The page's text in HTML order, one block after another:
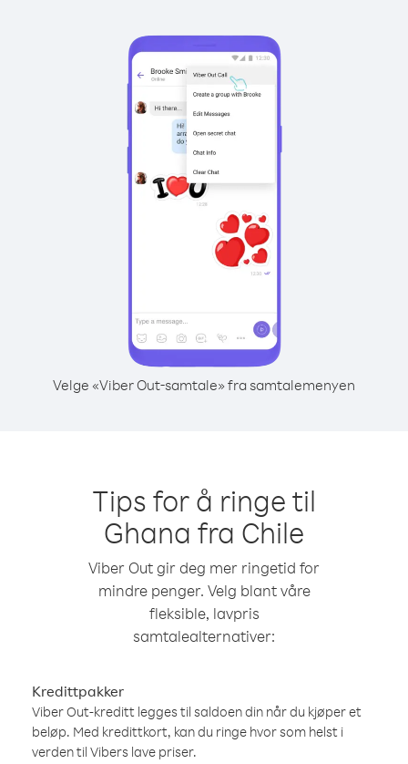
Velge «Viber Out-samtale» fra samtalemenyen
Tips for å ringe til
Ghana fra Chile
Viber Out gir deg mer ringetid for
mindre penger. Velg blant våre
fleksible, lavpris
samtalealternativer:
Kredittpakker
Viber Out-kreditt legges til saldoen din når du kjøper et
beløp. Med kredittkort, kan du ringe hvor som helst i
verden til Vibers lave priser.